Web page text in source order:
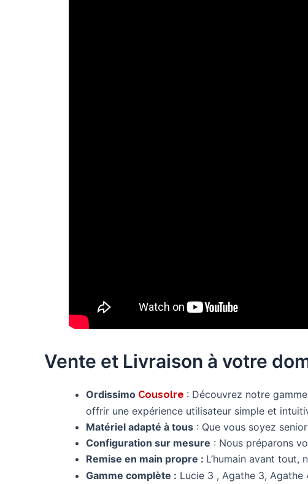
Vente et Livraison à votre
Ordissimo Cousolre : Découvrez notre gamme
offrir une expérience utilisateur simple et
Matériel adapté à tous : Que vous soyez
Configuration sur mesure : Nous préparons
Remise en main propre : L’humain avant tout,
Gamme complète : Lucie 3 , Agathe 3,